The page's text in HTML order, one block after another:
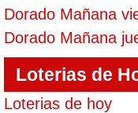
Dorado Mañana
Dorado Mañana
Loterias de
Loterias de hoy